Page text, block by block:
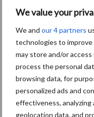
We value your
We and our 4 partners
technologies to
may store and/or
process the personal
browsing data, for
personalized ads and
effectiveness,
geolocation data, and
Coronavirus